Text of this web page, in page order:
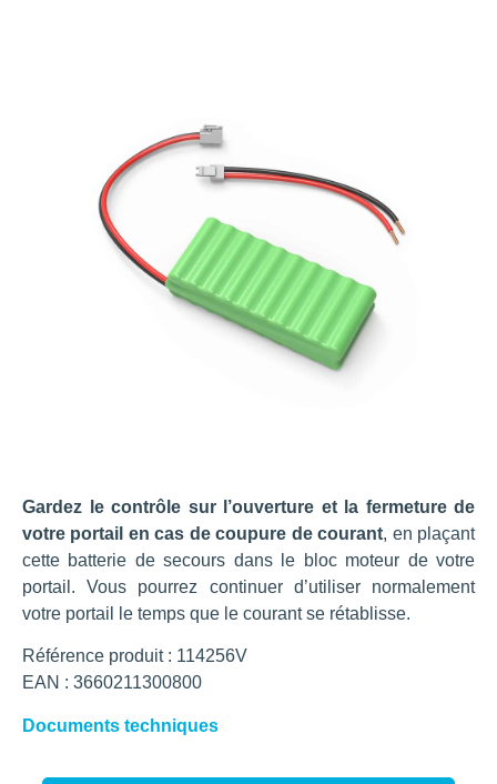
Gardez le contrôle sur l’ouverture et la fermeture de
votre portail en cas de coupure de courant, en plaçant
cette batterie de secours dans le bloc moteur de votre
portail. Vous pourrez continuer d’utiliser normalement
votre portail le temps que le courant se rétablisse.
Référence produit : 114256V
EAN : 3660211300800
Documents techniques